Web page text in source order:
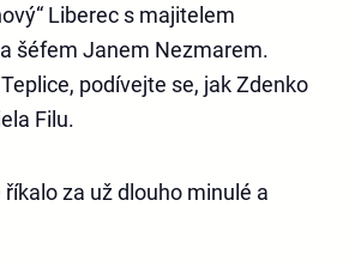
Liberec s majitelem
šéfem Janem Nezmarem.
podívejte se, jak Zdenko
Filu.
za už dlouho minulé a